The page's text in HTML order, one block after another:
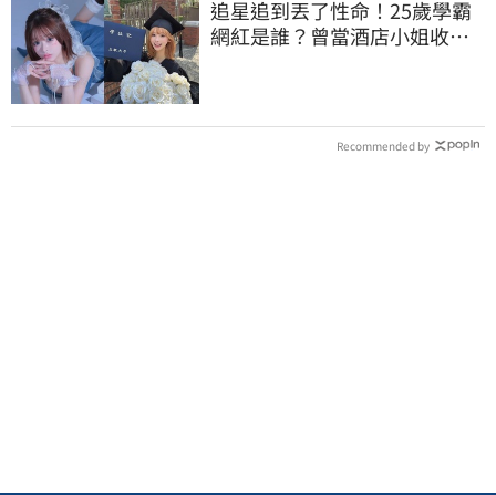
追星追到丟了性命！25歲學霸
網紅是誰？曾當酒店小姐收入
Recommended by